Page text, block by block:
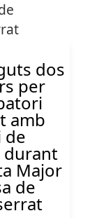
dos
per
amb
de
durant
Major
de